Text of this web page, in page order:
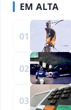
EM ALTA
01
02
03